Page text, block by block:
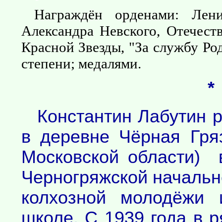
Награждён орденами:
Александра Невского,
Красной Звезды, "За службу
степени; медалями.
Константин Лабутин
в деревне Чёрная
Московской области)
Черногряжской
колхозной молодёжи
школе. С 1939 года в